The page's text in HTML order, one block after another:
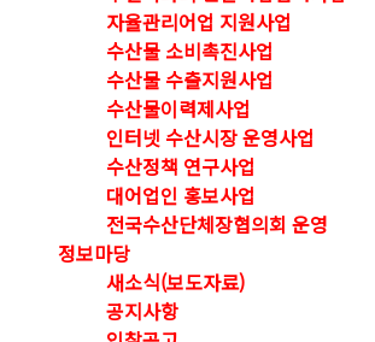
자율관리어업 지원사업
수산물 소비촉진사업
수산물 수출지원사업
수산물이력제사업
인터넷 수산시장 운영사업
수산정책 연구사업
대어업인 홍보사업
전국수산단체장협의회 운영
정보마당
새소식(보도자료)
공지사항